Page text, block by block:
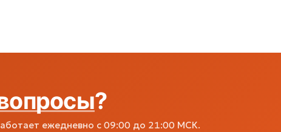
?
ежедневно с 09:00 до 21:00 МСК.